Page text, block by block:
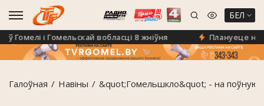
БЕЛ
і Гомельскай вобласці 8 жніўня Плануеце на
Галоўная Навiны &quot;Гомельшкло&quot; - на поўную